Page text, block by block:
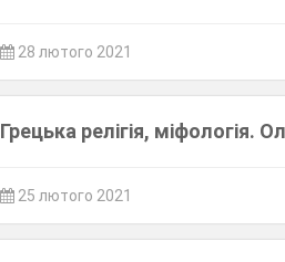
28 лютого 2021
Грецька релігія, міфологія.
25 лютого 2021